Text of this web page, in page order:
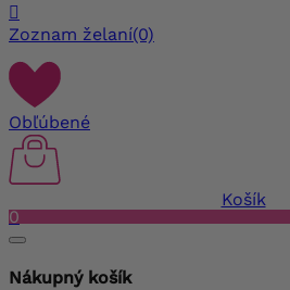

Zoznam želaní(0)
Obľúbené
Košík
0
Nákupný košík